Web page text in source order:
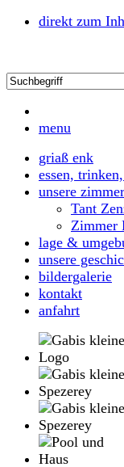
direkt zum
menu
griaß enk
essen,
unsere zimmer
Tant
Zimmer
lage &
unsere
bildergalerie
kontakt
anfahrt